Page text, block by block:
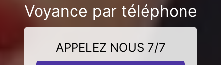
Voyance par téléphone
APPELEZ NOUS 7/7